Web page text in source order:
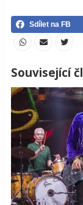
Sdílet na FB
Související